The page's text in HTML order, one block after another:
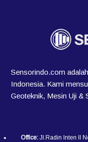
Sensorindo.com
Indonesia. Kami
Geoteknik, Mesin Uji &
Office:Jl.Radin Inten II